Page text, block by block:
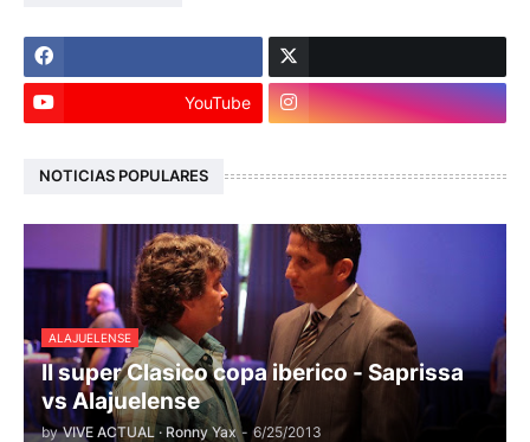
YouTube
NOTICIAS POPULARES
ALAJUELENSE
II super Clasico copa iberico - Saprissa
vs Alajuelense
by VIVE ACTUAL · Ronny Yax - 6/25/2013